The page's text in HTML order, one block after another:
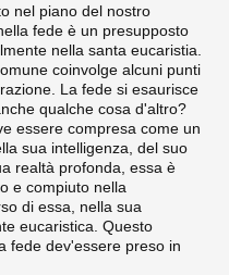
nel piano del nostro
fede è un presupposto
nella santa eucaristia.
coinvolge alcuni punti
La fede si esaurisce
qualche cosa d'altro?
essere compresa come un
sua intelligenza, del suo
realtà profonda, essa è
e compiuto nella
di essa, nella sua
eucaristi­ca. Questo
fede dev'essere preso in